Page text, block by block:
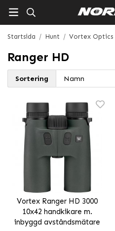
Startsida / Hunt / Vortex Optics
Ranger HD
Sortering
Vortex Ranger HD 3000
10x42 handkikare m.
inbyggd avståndsmätare